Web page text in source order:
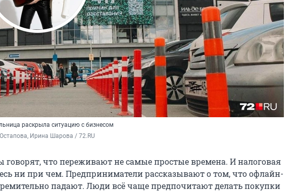
раскрыла ситуацию с бизнесом
Ирина Шарова / 72.RU
говорят, что переживают не самые простые времена. И налоговая
ни при чем. Предприниматели рассказывают о том, что офлайн-
падают. Люди всё чаще предпочитают делать покупки